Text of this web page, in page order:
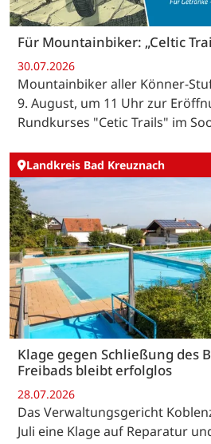
Für Mountainbiker: „Celtic
30.07.2026
Mountainbiker aller Könner-
9. August, um 11 Uhr zur
Rundkurses "Cetic Trails" im
Landkreis Bad Kreuznach
Klage gegen Schließung des
Freibads bleibt erfolglos
28.07.2026
Das Verwaltungsgericht
Juli eine Klage auf Reparatur